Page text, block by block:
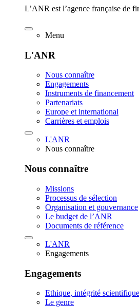
L’ANR est l’agence française de
Menu
L'ANR
Nous connaître
Engagements
Instruments de financement
Partenariats
Europe et international
Carrières et emplois
L'ANR
Nous connaître
Nous connaître
Missions
Processus de sélection
Organisation et gouvernance
Le budget de l’ANR
Documents de référence
L'ANR
Engagements
Engagements
Ethique, intégrité
Le genre